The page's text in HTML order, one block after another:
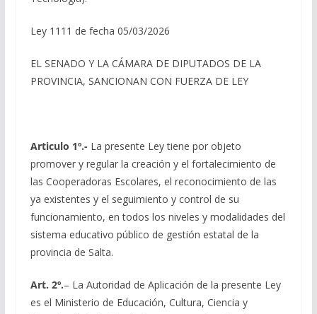
Ley 1111 de fecha 05/03/2026
EL SENADO Y LA CÁMARA DE DIPUTADOS DE LA
PROVINCIA, SANCIONAN CON FUERZA DE LEY
Articulo 1º.- La presente Ley tiene por objeto
promover y regular la creación y el fortalecimiento de
las Cooperadoras Escolares, el reconocimiento de las
ya existentes y el seguimiento y control de su
funcionamiento, en todos los niveles y modalidades del
sistema educativo público de gestión estatal de la
provincia de Salta.
Art. 2º.– La Autoridad de Aplicación de la presente Ley
es el Ministerio de Educación, Cultura, Ciencia y